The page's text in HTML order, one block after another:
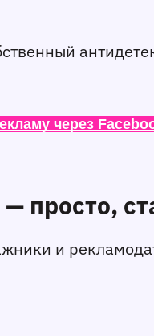
через
просто,
и